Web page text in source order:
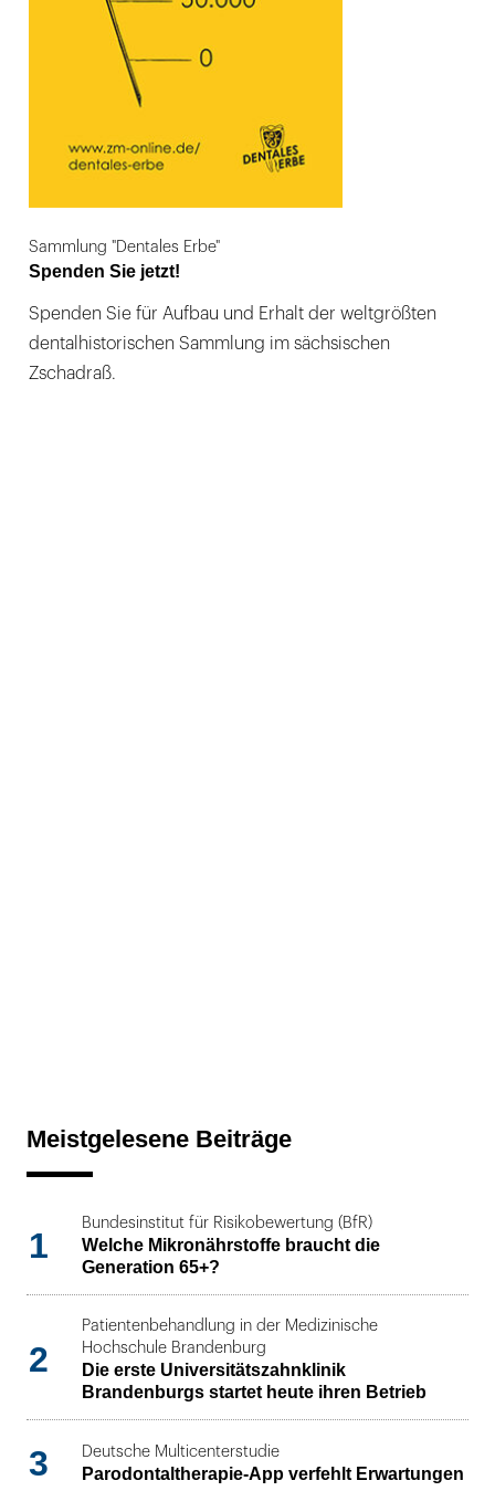
Sammlung "Dentales Erbe"
Spenden Sie jetzt!
Spenden Sie für Aufbau und Erhalt der weltgrößten
dentalhistorischen Sammlung im sächsischen
Zschadraß.
Meistgelesene Beiträge
1
Bundesinstitut für Risikobewertung (BfR)
Welche Mikronährstoffe braucht die
Generation 65+?
2
Patientenbehandlung in der Medizinische
Hochschule Brandenburg
Die erste Universitätszahnklinik
Brandenburgs startet heute ihren Betrieb
3 Deutsche Multicenterstudie
Parodontaltherapie-App verfehlt Erwartungen